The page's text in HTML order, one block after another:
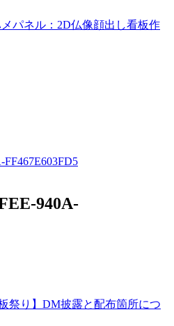
FF467E603FD5
940A-
祭り】DM披露と配布箇所につ